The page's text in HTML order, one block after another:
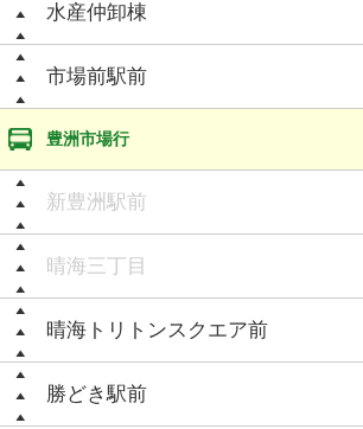
水産仲卸棟
市場前駅前
豊洲市場行
新豊洲駅前
晴海三丁目
晴海トリトンスクエア前
勝どき駅前